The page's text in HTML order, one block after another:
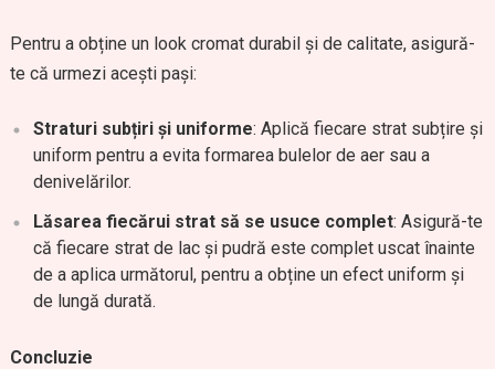
Pentru a obține un look cromat durabil și de calitate, asigură-
te că urmezi acești pași:
Straturi subțiri și uniforme: Aplică fiecare strat subțire și
uniform pentru a evita formarea bulelor de aer sau a
denivelărilor.
Lăsarea fiecărui strat să se usuce complet: Asigură-te
că fiecare strat de lac și pudră este complet uscat înainte
de a aplica următorul, pentru a obține un efect uniform și
de lungă durată.
Concluzie